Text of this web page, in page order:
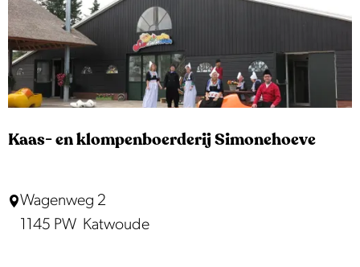
e
m
s
t
e
r
i
Kaas- en klompenboerderij Simonehoeve
K Wagenweg 2
1145 PW Katwoude